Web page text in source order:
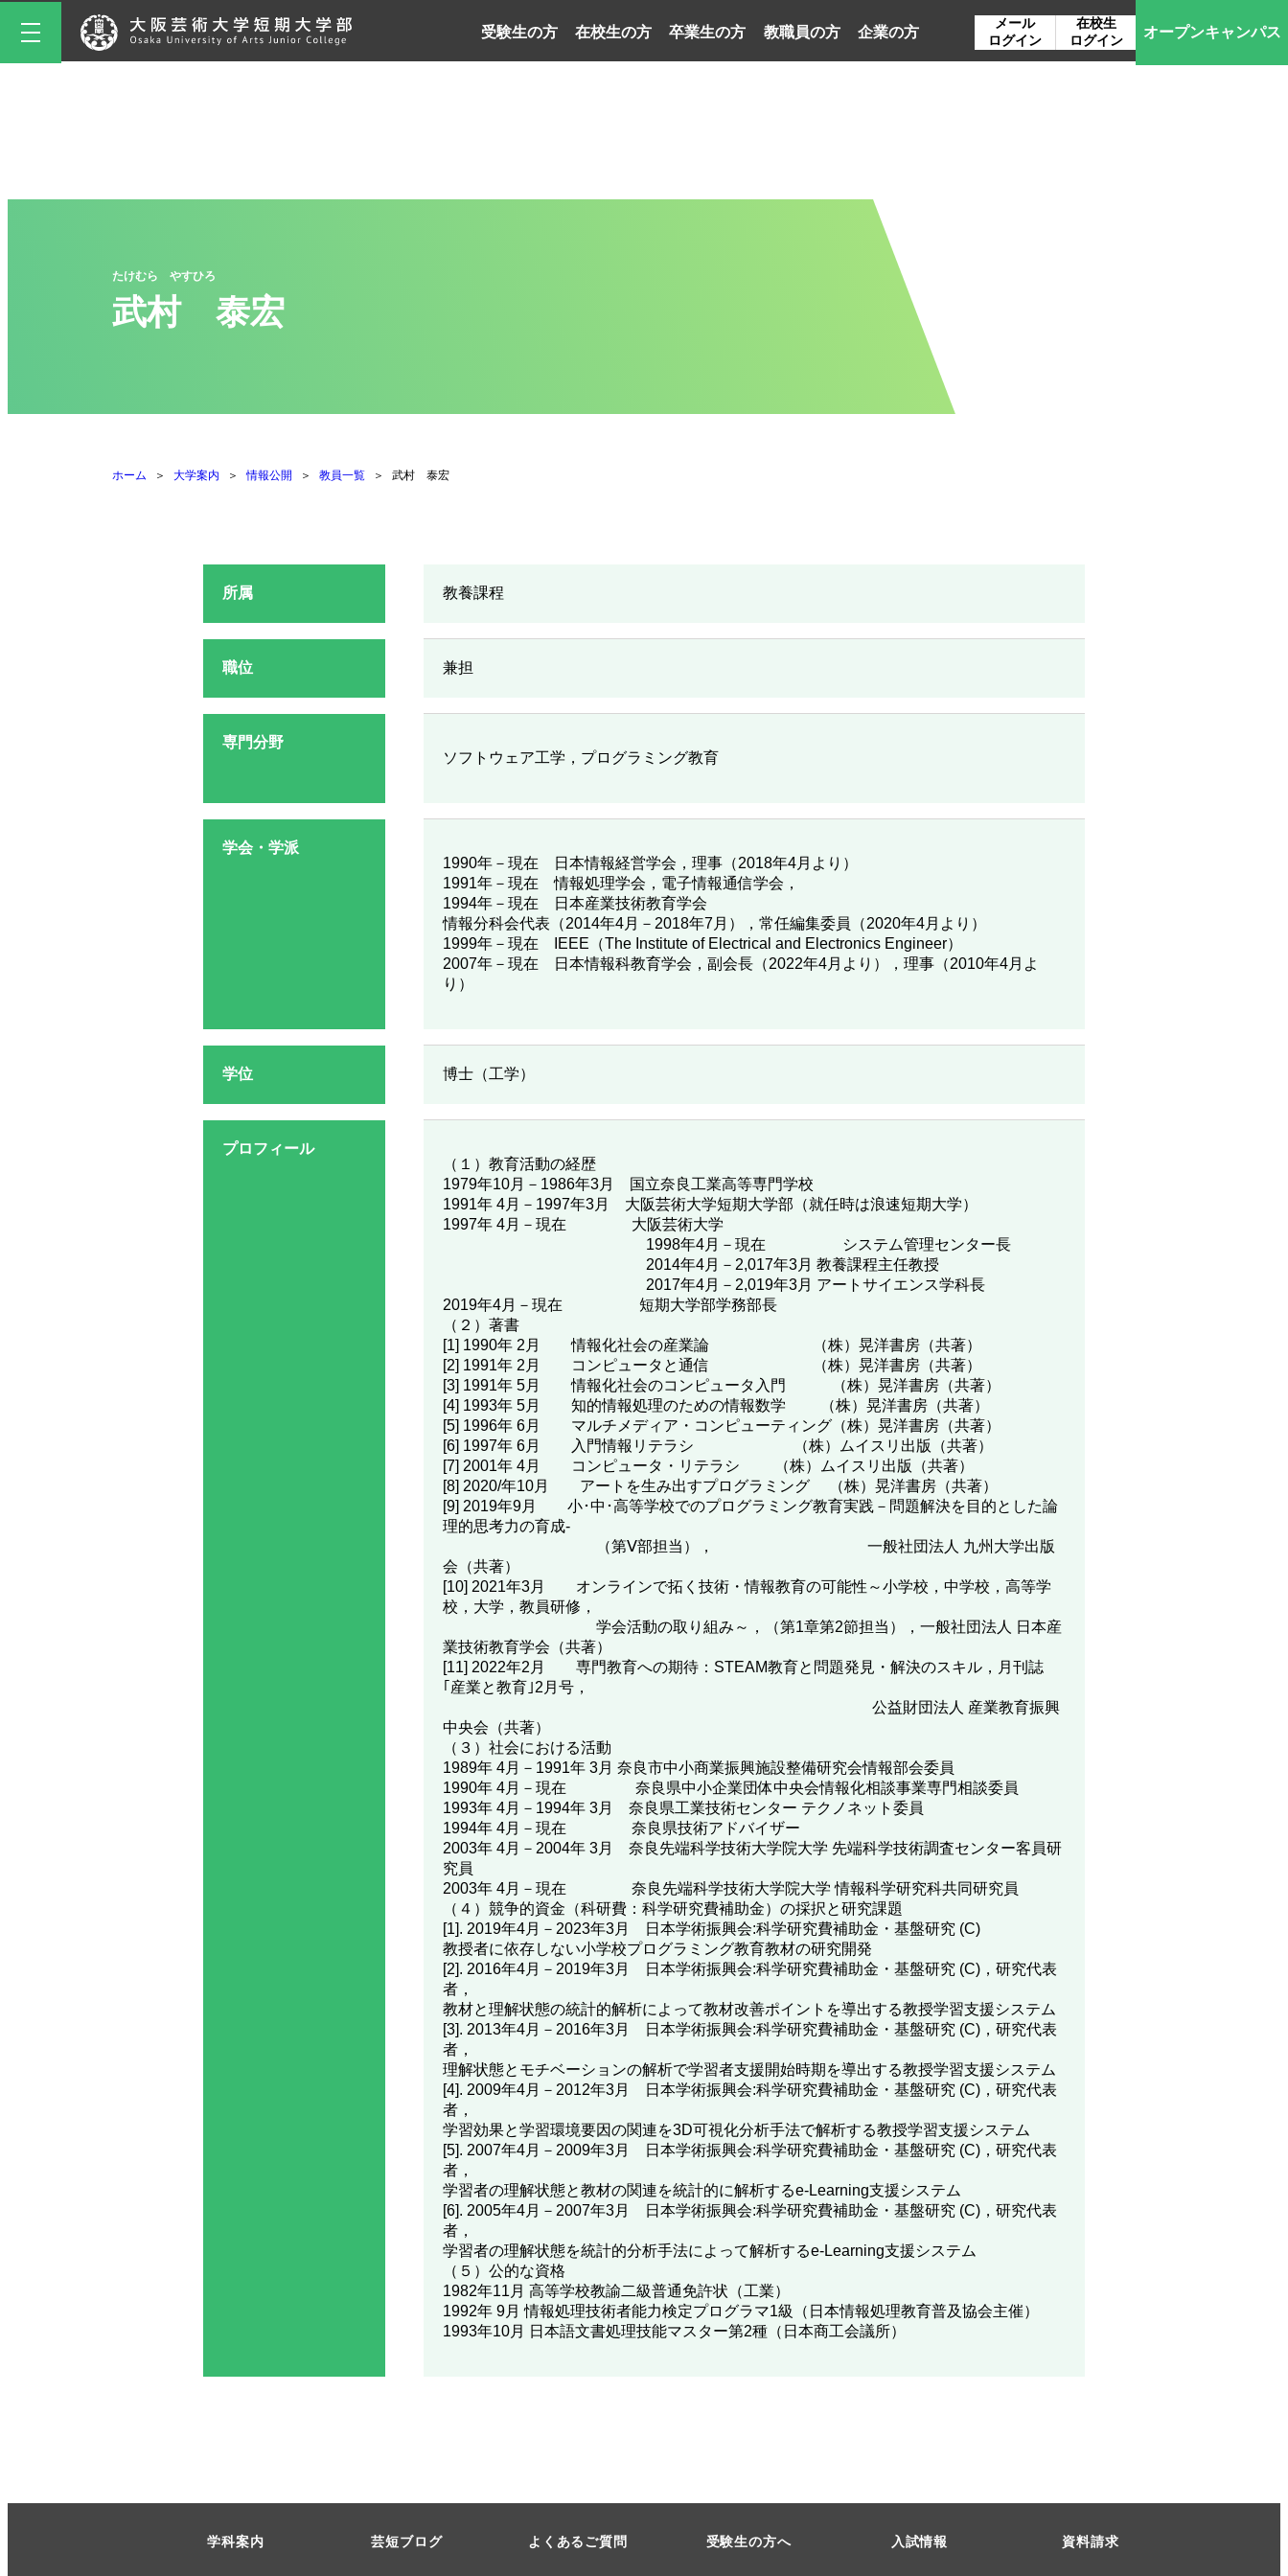
受験生の方 在校生の方 卒業生の方 教職員の方 企業の方
メール
ログイン
在校生
ログイン
オープンキャンパス
武村 泰宏
たけむら やすひろ
ホーム 大学案内 情報公開 教員一覧 武村 泰宏
所属 教養課程
職位 兼担
専門分野
ソフトウェア工学，プログラミング教育
学会・学派
1990年－現在 日本情報経営学会，理事（2018年4月より）
1991年－現在 情報処理学会，電子情報通信学会，
1994年－現在 日本産業技術教育学会
情報分科会代表（2014年4月－2018年7月），常任編集委員（2020年4月より）
1999年－現在 IEEE（The Institute of Electrical and Electronics Engineer）
2007年－現在 日本情報科教育学会，副会長（2022年4月より），理事（2010年4月よ
り）
学位 博士（工学）
プロフィール
（１）教育活動の経歴
1979年10月－1986年3月 国立奈良工業高等専門学校
1991年 4月－1997年3月 大阪芸術大学短期大学部（就任時は浪速短期大学）
1997年 4月－現在 大阪芸術大学
1998年4月－現在 システム管理センター長
2014年4月－2,017年3月 教養課程主任教授
2017年4月－2,019年3月 アートサイエンス学科長
2019年4月－現在 短期大学部学務部長
（２）著書
[1] 1990年 2月 情報化社会の産業論 （株）晃洋書房（共著）
[2] 1991年 2月 コンピュータと通信 （株）晃洋書房（共著）
[3] 1991年 5月 情報化社会のコンピュータ入門 （株）晃洋書房（共著）
[4] 1993年 5月 知的情報処理のための情報数学 （株）晃洋書房（共著）
[5] 1996年 6月 マルチメディア・コンピューティング（株）晃洋書房（共著）
[6] 1997年 6月 入門情報リテラシ （株）ムイスリ出版（共著）
[7] 2001年 4月 コンピュータ・リテラシ （株）ムイスリ出版（共著）
[8] 2020/年10月 アートを生み出すプログラミング （株）晃洋書房（共著）
[9] 2019年9月 小･中･高等学校でのプログラミング教育実践－問題解決を目的とした論
理的思考力の育成-
（第Ⅴ部担当）， 一般社団法人 九州大学出版
会（共著）
[10] 2021年3月 オンラインで拓く技術・情報教育の可能性～小学校，中学校，高等学
校，大学，教員研修，
学会活動の取り組み～，（第1章第2節担当），一般社団法人 日本産
業技術教育学会（共著）
[11] 2022年2月 専門教育への期待：STEAM教育と問題発見・解決のスキル，月刊誌
｢産業と教育｣2月号，
公益財団法人 産業教育振興
中央会（共著）
（３）社会における活動
1989年 4月－1991年 3月 奈良市中小商業振興施設整備研究会情報部会委員
1990年 4月－現在 奈良県中小企業団体中央会情報化相談事業専門相談委員
1993年 4月－1994年 3月 奈良県工業技術センター テクノネット委員
1994年 4月－現在 奈良県技術アドバイザー
2003年 4月－2004年 3月 奈良先端科学技術大学院大学 先端科学技術調査センター客員研
究員
2003年 4月－現在 奈良先端科学技術大学院大学 情報科学研究科共同研究員
（４）競争的資金（科研費：科学研究費補助金）の採択と研究課題
[1]. 2019年4月－2023年3月 日本学術振興会:科学研究費補助金・基盤研究 (C)
教授者に依存しない小学校プログラミング教育教材の研究開発
[2]. 2016年4月－2019年3月 日本学術振興会:科学研究費補助金・基盤研究 (C)，研究代表
者，
教材と理解状態の統計的解析によって教材改善ポイントを導出する教授学習支援システム
[3]. 2013年4月－2016年3月 日本学術振興会:科学研究費補助金・基盤研究 (C)，研究代表
者，
理解状態とモチベーションの解析で学習者支援開始時期を導出する教授学習支援システム
[4]. 2009年4月－2012年3月 日本学術振興会:科学研究費補助金・基盤研究 (C)，研究代表
者，
学習効果と学習環境要因の関連を3D可視化分析手法で解析する教授学習支援システム
[5]. 2007年4月－2009年3月 日本学術振興会:科学研究費補助金・基盤研究 (C)，研究代表
者，
学習者の理解状態と教材の関連を統計的に解析するe-Learning支援システム
[6]. 2005年4月－2007年3月 日本学術振興会:科学研究費補助金・基盤研究 (C)，研究代表
者，
学習者の理解状態を統計的分析手法によって解析するe-Learning支援システム
（５）公的な資格
1982年11月 高等学校教諭二級普通免許状（工業）
1992年 9月 情報処理技術者能力検定プログラマ1級（日本情報処理教育普及協会主催）
1993年10月 日本語文書処理技能マスター第2種（日本商工会議所）
学科案内 芸短ブログ よくあるご質問 受験生の方へ 入試情報 資料請求